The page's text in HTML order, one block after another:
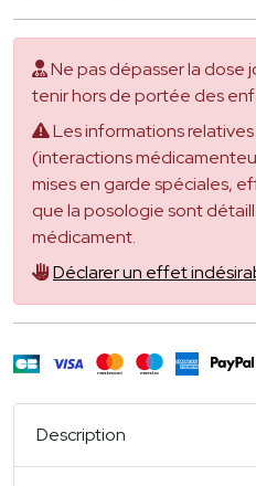
Ne pas dépasser la dose
tenir hors de portée des
Les informations
(interactions
mises en garde spéciales,
que la posologie sont
médicament.
Déclarer un effet
Description